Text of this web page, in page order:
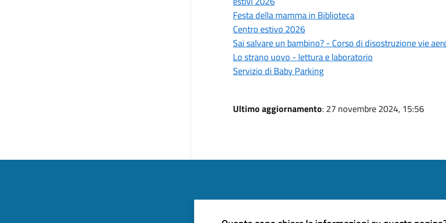
Festa della mamma in Biblioteca
Centro estivo 2026
Sai salvare un bambino? - Corso di disostruzione vie
Lo strano uovo - lettura e laboratorio
Servizio di Baby Parking
Ultimo aggiornamento: 27 novembre 2024, 15:56